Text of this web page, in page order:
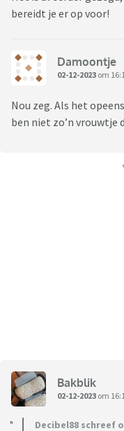
bereidt je er op voor!
Damoontje
02-12-2023 om
Nou zeg. Als het
ben niet zo’n
Bakblik
02-12-2023 om
Decibel88 schreef